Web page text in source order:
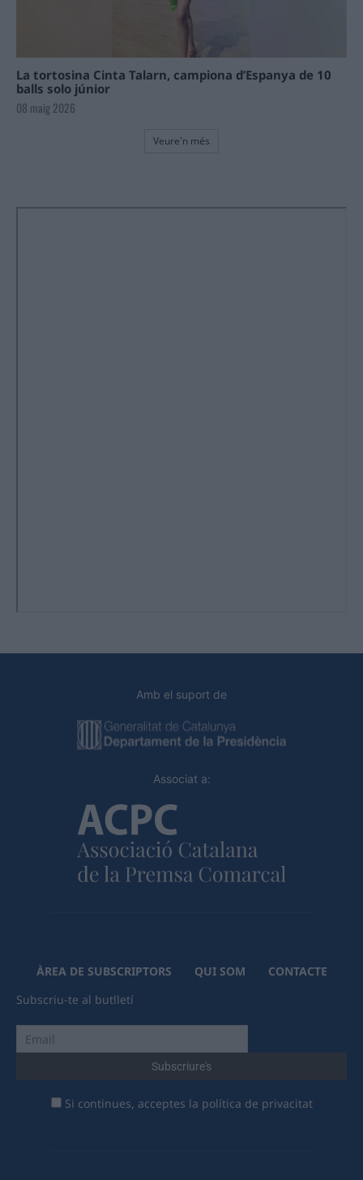
La tortosina Cinta Talarn, campiona d’Espanya de 10
balls solo júnior
08 maig 2026
Veure'n més
Amb el suport de
Associat a:
ÀREA DE SUBSCRIPTORS QUI SOM
CONTACTE
Subscriu-te al butlletí
Si continues, acceptes la política de privacitat